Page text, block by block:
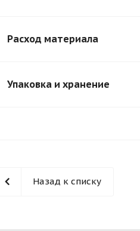
Расход материала
Упаковка и хранение
Назад к списку